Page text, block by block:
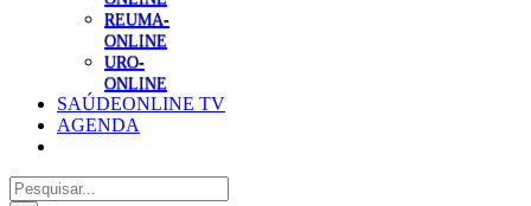
REUMA-
ONLINE
URO-
ONLINE
SAÚDEONLINE TV
AGENDA
Pesquisar